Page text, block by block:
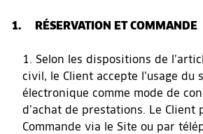
1. RÉSERVATION ET COMMANDE
Selon les dispositions de
civil, le Client accepte l’usage du
électronique comme mode de
d’achat de prestations. Le Client
Commande via le Site ou par